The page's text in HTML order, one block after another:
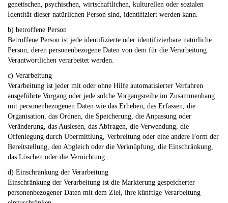
genetischen, psychischen, wirtschaftlichen, kulturellen oder sozialen
Identität dieser natürlichen Person sind, identifiziert werden kann.
b) betroffene Person
Betroffene Person ist jede identifizierte oder identifizierbare natürliche
Person, deren personenbezogene Daten von dem für die Verarbeitung
Verantwortlichen verarbeitet werden.
c) Verarbeitung
Verarbeitung ist jeder mit oder ohne Hilfe automatisierter Verfahren
ausgeführte Vorgang oder jede solche Vorgangsreihe im Zusammenhang
mit personenbezogenen Daten wie das Erheben, das Erfassen, die
Organisation, das Ordnen, die Speicherung, die Anpassung oder
Veränderung, das Auslesen, das Abfragen, die Verwendung, die
Offenlegung durch Übermittlung, Verbreitung oder eine andere Form der
Bereitstellung, den Abgleich oder die Verknüpfung, die Einschränkung,
das Löschen oder die Vernichtung.
d) Einschränkung der Verarbeitung
Einschränkung der Verarbeitung ist die Markierung gespeicherter
personenbezogener Daten mit dem Ziel, ihre künftige Verarbeitung